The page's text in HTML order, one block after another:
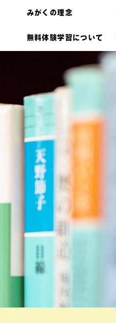
みがくの理念
無料体験学習について